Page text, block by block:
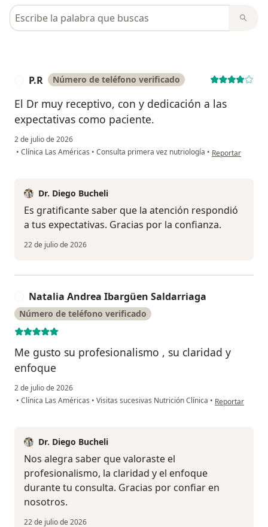
Busca en opiniones
P.R Número de teléfono verificado
El Dr muy receptivo, con y dedicación a las
expectativas como paciente.
2 de julio de 2026
• Clínica Las Américas • Consulta primera vez nutriología • en opinión del
Reportar
Dr. Diego Bucheli
Es gratificante saber que la atención respondió
a tus expectativas. Gracias por la confianza.
22 de julio de 2026
Natalia Andrea Ibargüen Saldarriaga
Número de teléfono verificado
Me gusto su profesionalismo , su claridad y
enfoque
2 de julio de 2026
• Clínica Las Américas • Visitas sucesivas Nutrición Clínica • en opinión del
Reportar
Dr. Diego Bucheli
Nos alegra saber que valoraste el
profesionalismo, la claridad y el enfoque
durante tu consulta. Gracias por confiar en
nosotros.
22 de julio de 2026